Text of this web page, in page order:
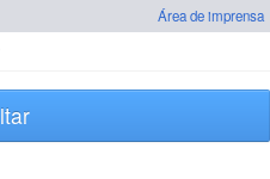
Área de imprensa